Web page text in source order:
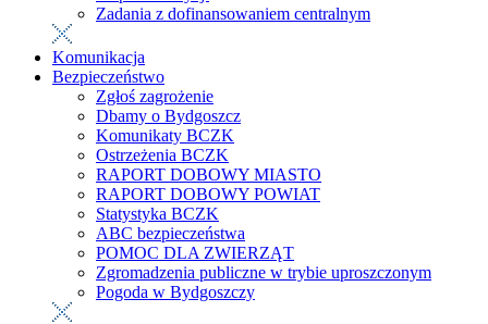
Zadania z dofinansowaniem centralnym
Komunikacja
Bezpieczeństwo
Zgłoś zagrożenie
Dbamy o Bydgoszcz
Komunikaty BCZK
Ostrzeżenia BCZK
RAPORT DOBOWY MIASTO
RAPORT DOBOWY POWIAT
Statystyka BCZK
ABC bezpieczeństwa
POMOC DLA ZWIERZĄT
Zgromadzenia publiczne w trybie uproszczonym
Pogoda w Bydgoszczy